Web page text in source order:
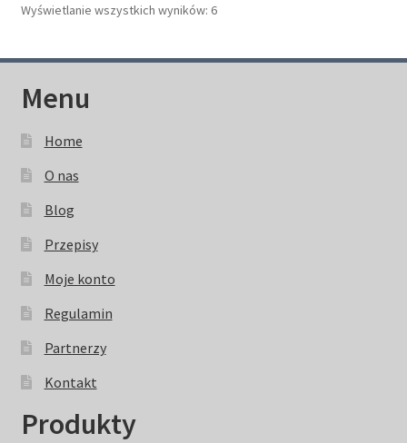
Wyświetlanie wszystkich wyników: 6
Menu
Home
O nas
Blog
Przepisy
Moje konto
Regulamin
Partnerzy
Kontakt
Produkty